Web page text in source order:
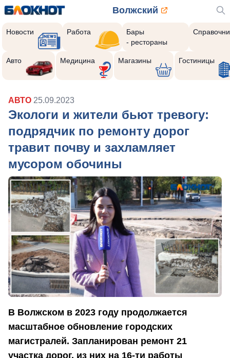
Волжский
Новости Работа
Бары
- рестораны
Авто Медицина Магазины Гостиницы
АВТО 25.09.2023
Экологи и жители бьют тревогу:
подрядчик по ремонту дорог
травит почву и захламляет
мусором обочины
В Волжском в 2023 году продолжается
масштабное обновление городских
магистралей. Запланирован ремонт 21
участка дорог, из них на 16-ти работы